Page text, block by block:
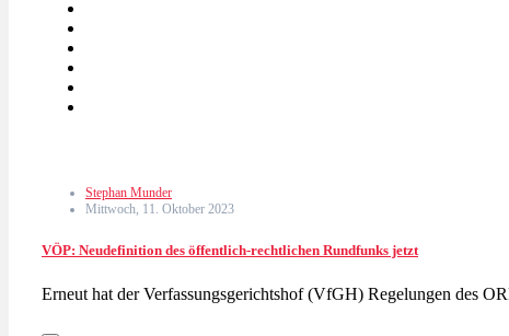
Stephan Munder
Mittwoch, 11. Oktober 2023
VÖP: Neudefinition des öffentlich-rechtlichen Rundfunks jetzt
Erneut hat der Verfassungsgerichtshof (VfGH) Regelungen des